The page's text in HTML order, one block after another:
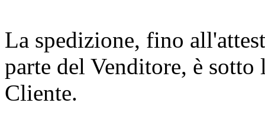
La spedizione, fino
parte del Venditore, è
Cliente.